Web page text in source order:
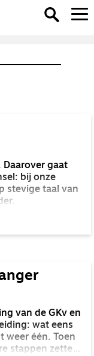
Daarover gaat
bij onze
stevige taal van
van de GKv en
wat eens
weer één. Toen
stappen zette